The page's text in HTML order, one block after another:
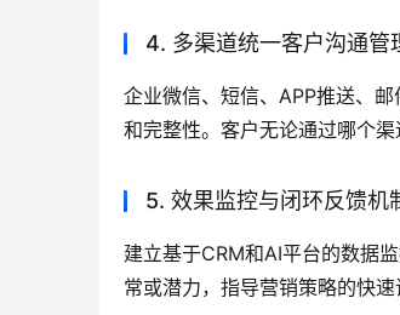
4. 多渠道统一客户沟通管
企业微信、短信、APP推送、
和完整性。客户无论通过哪个
5. 效果监控与闭环反馈机
建立基于CRM和AI平台的数据
常或潜力，指导营销策略的快速